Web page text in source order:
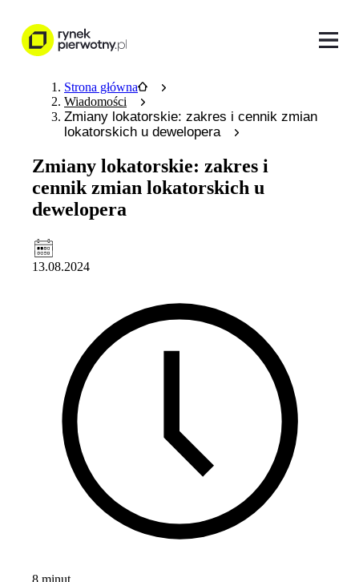
Strona główna
Wiadomości
Zmiany lokatorskie: zakres i cennik zmian
lokatorskich u dewelopera
Zmiany lokatorskie: zakres i
cennik zmian lokatorskich u
dewelopera
13.08.2024
8 minut